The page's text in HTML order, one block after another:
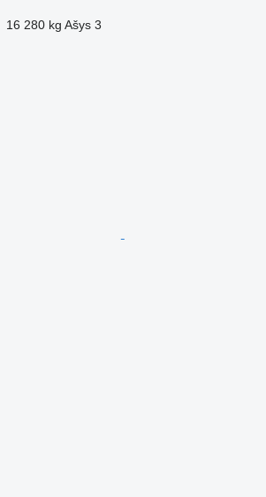
16 280 kg Ašys 3